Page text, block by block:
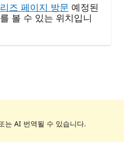
즈 페이지 방문 예정된
볼 수 있는 위치입니
는 AI 번역될 수 있습니다.